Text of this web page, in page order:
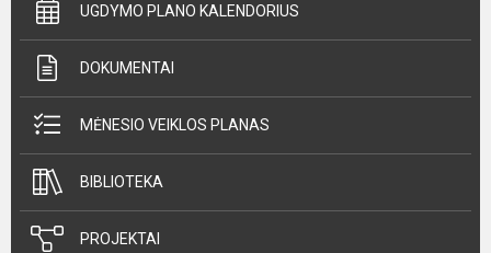
UGDYMO PLANO KALENDORIUS
DOKUMENTAI
MĖNESIO VEIKLOS PLANAS
BIBLIOTEKA
PROJEKTAI